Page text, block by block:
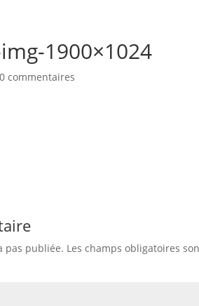
1900×1024
0 commentaires
pas publiée. Les champs obligatoires